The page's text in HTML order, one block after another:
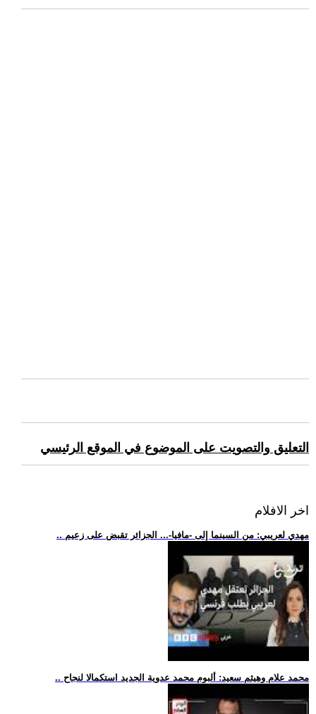
التعليق والتصويت على الموضوع في الموقع الرئيسي
اخر الافلام
.. مهدي لعريبي: من السينما إلى -مافيا-... الجزائر تقبض على زعيم
.. محمد علام وهيثم سعيد: ألبوم محمد عدوية الجديد استكمالا لنجاح